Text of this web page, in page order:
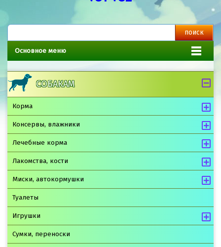
Основное меню
СОБАКАМ
Корма
Консервы, влажники
Лечебные корма
Лакомства, кости
Миски, автокормушки
Туалеты
Игрушки
Сумки, переноски